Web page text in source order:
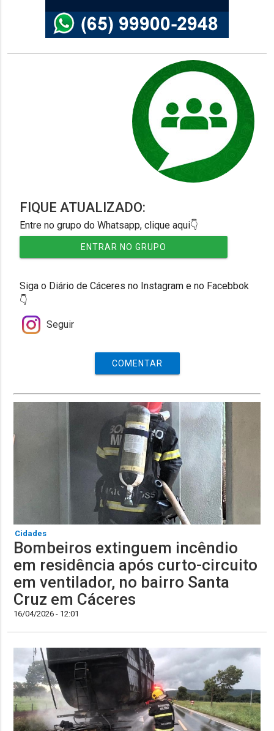
FIQUE ATUALIZADO:
Entre no grupo do Whatsapp, clique aqui👇
ENTRAR NO GRUPO
Siga o Diário de Cáceres no Instagram e no Facebbok
👇
Seguir
COMENTAR
Cidades
Bombeiros extinguem incêndio
em residência após curto-circuito
em ventilador, no bairro Santa
Cruz em Cáceres
16/04/2026 - 12:01